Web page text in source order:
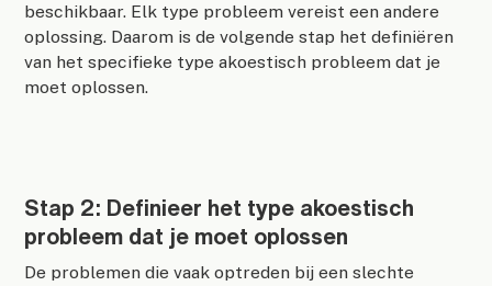
beschikbaar. Elk type probleem vereist een andere
oplossing. Daarom is de volgende stap het definiëren
van het specifieke type akoestisch probleem dat je
moet oplossen.
Stap 2: Definieer het type akoestisch
probleem dat je moet oplossen
De problemen die vaak optreden bij een slechte